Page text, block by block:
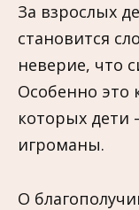
За взрослых
становится
неверие, что
Особенно это
которых дети
игроманы.
О